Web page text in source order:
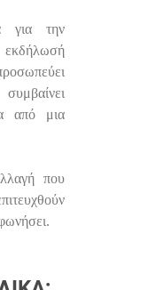
για την
εκδήλωσή
από μια
που